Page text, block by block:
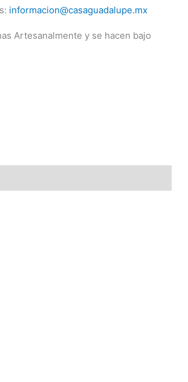
informacion@casaguadalupe.mx
Artesanalmente y se hacen bajo